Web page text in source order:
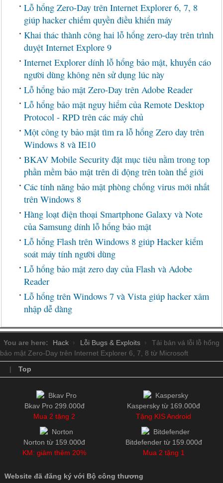
Lỗ hổng Zero-Day trên Internet Explorer 6, 7, 8
giúp hacker chiếm quyền điều khiển máy
Khai thác thành công hai lỗ hổng zero-day trên trình
duyệt Internet Explore 9
Internet Explorer dính lỗ hổng bảo mật, khuyến cáo
người dùng không nên sử dụng lúc này
Lỗ hổng bảo mật Zero-Day trên Adobe Reader
Lỗ hổng bảo mật nguy hiểm của Remote Desktop
Protocol - RPD trên các máy chủ
Một công ty bảo mật tìm ra lỗ hổng Zero day trên
Windows 8 và IE10
BKAV Mobile Security đặt mục tiêu nằm trong top
phần mềm bảo mật trên di động trên toàn thế giới
Các tính năng bảo mật phòng chống virus mới nhất
trên Windows 8
Hàng loạt điện thoại Smartphone Galaxy và Note
của Samsung dính lỗ hổng bảo mật
Lỗ hổng Flash trên Windows 8 giúp Hacker kiểm
soát máy tính người dùng
Lỗ hổng bảo mật zero day của Flash và Adobe
Reader
Lỗ hổng trên Windows 7 và Vista giúp hacker xâm
nhập dễ dàng
You are here: Hack Lỗi Bugs & Exploits
Tải bản vá lỗi lỗ hổng
bảo mật Zero-Day trên Internet Explorer 6, 7, 8 từ Microsoft
|
Top
Bkav Pro 299.000đ
Mua 2 tặng 2
Kaspersky từ 169.000đ
Tặng KIS Android
Norton từ 159.000đ
KM: giảm thêm 20%
Bitdefender từ 159.000đ
Mua 2 tặng 1
Website đã đăng ký với Bộ công thương